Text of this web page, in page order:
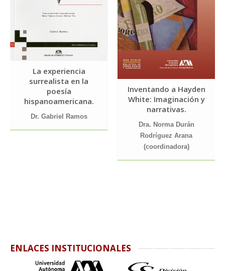
La experiencia
surrealista en la
poesía
hispanoamericana.
Dr. Gabriel Ramos
Inventando a Hayden
White: Imaginación y
narrativas.
Dra. Norma Durán
Rodríguez Arana
(coordinadora)
ENLACES INSTITUCIONALES